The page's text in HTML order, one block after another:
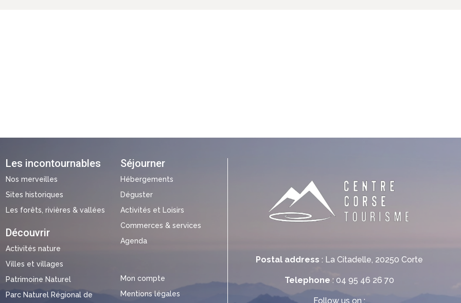
Postal address : La Citadelle, 20250 Corte
Telephone : 04 95 46 26 70
Follow us on :
Les incontournables
Nos merveilles
Sites historiques
Les forêts, rivières & vallées
Découvrir
Activités nature
Villes et villages
Patrimoine Naturel
Parc Naturel Régional de
Séjourner
Hébergements
Déguster
Activités et Loisirs
Commerces & services
Agenda
Mon compte
Mentions légales